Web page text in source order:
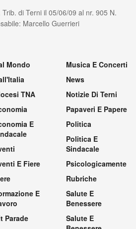
di Terni il 05/06/09 al nr. 905 N.
Marcello Guerrieri
Mondo
TNA
E
E Fiere
E
Parade
Musica E Concerti
News
Notizie Di Terni
Papaveri E Papere
Politica
Politica E
Sindacale
Psicologicamente
Rubriche
Salute E
Benessere
Salute E